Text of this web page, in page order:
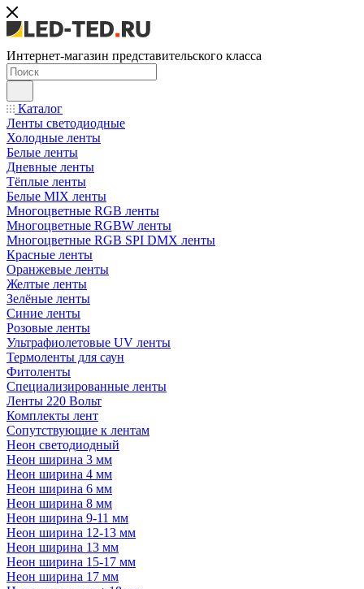
Интернет-магазин представительского класса
Каталог
Ленты светодиодные
Холодные ленты
Белые ленты
Дневные ленты
Тёплые ленты
Белые MIX ленты
Многоцветные RGB ленты
Многоцветные RGBW ленты
Многоцветные RGB SPI DMX ленты
Красные ленты
Оранжевые ленты
Желтые ленты
Зелёные ленты
Синие ленты
Розовые ленты
Ультрафиолетовые UV ленты
Термоленты для саун
Фитоленты
Специализированные ленты
Ленты 220 Вольт
Комплекты лент
Сопутствующие к лентам
Неон светодиодный
Неон ширина 3 мм
Неон ширина 4 мм
Неон ширина 6 мм
Неон ширина 8 мм
Неон ширина 9-11 мм
Неон ширина 12-13 мм
Неон ширина 13 мм
Неон ширина 15-17 мм
Неон ширина 17 мм